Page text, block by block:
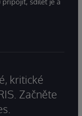
kritické
Začněte